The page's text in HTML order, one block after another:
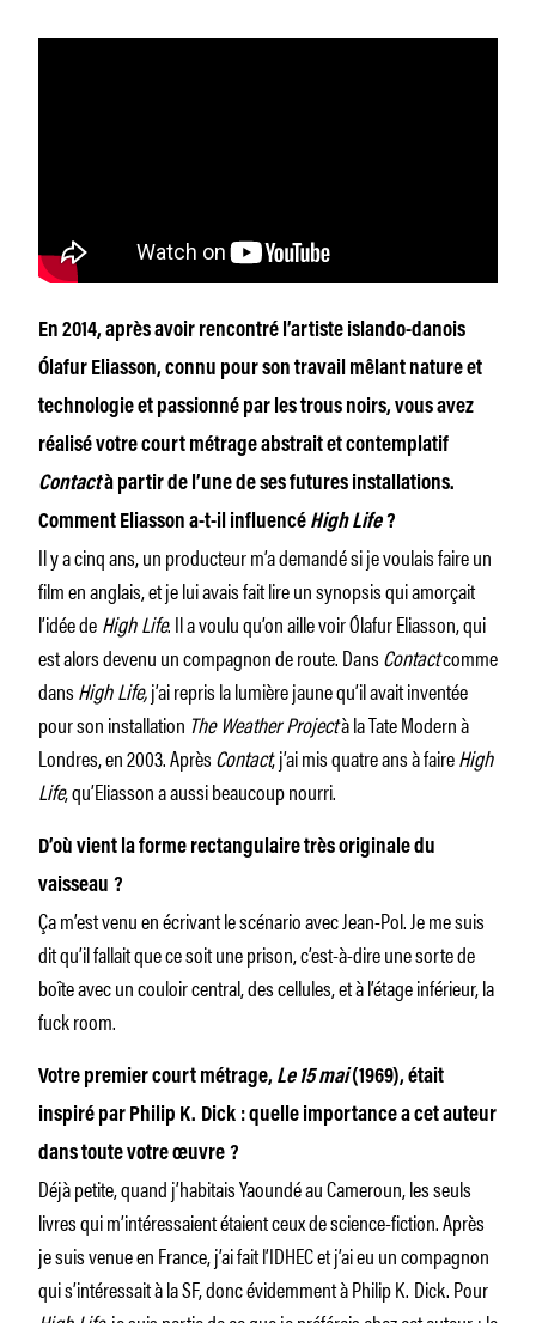
En 2014, après avoir rencontré l’artiste islando-danois
Ólafur Eliasson, connu pour son travail mêlant nature et
technologie et passionné par les trous noirs, vous avez
réalisé votre court métrage abstrait et contemplatif
Contactà partir de l’une de ses futures installations.
Comment Eliasson a-t-il influencé High Life?
Il y a cinq ans, un producteur m’a demandé si je voulais faire un
film en anglais, et je lui avais fait lire un synopsis qui amorçait
l’idée deHigh Life. Il a voulu qu’on aille voir Ólafur Eliasson, qui
est alors devenu un compagnon de route. DansContactcomme
dansHigh Life,j’ai repris la lumière jaune qu’il avait inventée
pour son installation The Weather Projectà la Tate Modern à
Londres, en 2003. AprèsContact, j’ai mis quatre ans à faireHigh
Life, qu’Eliasson a aussi beaucoup nourri.
D’où vient la forme rectangulaire très originale du
vaisseau ?
Ça m’est venu en écrivant le scénario avec Jean-Pol. Je me suis
dit qu’il fallait que ce soit une prison, c’est-à-dire une sorte de
boîte avec un couloir central, des cellules, et à l’étage inférieur, la
fuck room.
Votre premier court métrage, Le 15 mai(1969), était
inspiré par Philip K. Dick : quelle importance a cet auteur
dans toute votre œuvre ?
Déjà petite, quand j’habitais Yaoundé au Cameroun, les seuls
livres qui m’intéressaient étaient ceux de science-fiction. Après
je suis venue en France, j’ai fait l’IDHEC et j’ai eu un compagnon
qui s’intéressait à la SF, donc évidemment à Philip K. Dick. Pour